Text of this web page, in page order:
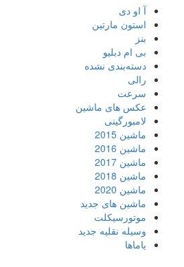
آ او دی
استون مارتین
بنز
بی ام دبلیو
دسته‌بندی نشده
رالی
سرعت
عکس های ماشین
لامبورگینی
ماشین 2015
ماشین 2016
ماشین 2017
ماشین 2018
ماشین 2020
ماشین های جدید
موتورسیکلت
وسیله نقلیه جدید
یاماها